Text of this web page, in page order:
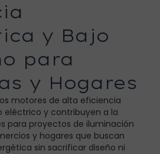
y Bajo
para
y Hogares
motores de alta eficiencia
eléctrico y contribuyen a la
para proyectos de iluminación
y hogares que buscan
sin sacrificar diseño ni